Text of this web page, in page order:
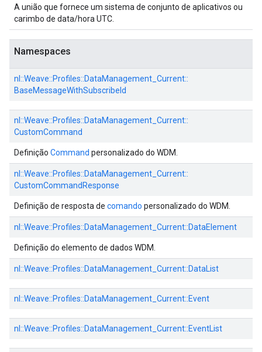
A união que fornece um sistema de conjunto de aplicativos ou
carimbo de data/hora UTC.
Namespaces
nl::Weave::Profiles::DataManagement_Current::
BaseMessageWithSubscribeId
nl::Weave::Profiles::DataManagement_Current::
CustomCommand
Definição Command personalizado do WDM.
nl::Weave::Profiles::DataManagement_Current::
CustomCommandResponse
Definição de resposta de comando personalizado do WDM.
nl::Weave::Profiles::DataManagement_Current::DataElement
Definição do elemento de dados WDM.
nl::Weave::Profiles::DataManagement_Current::DataList
nl::Weave::Profiles::DataManagement_Current::Event
nl::Weave::Profiles::DataManagement_Current::EventList